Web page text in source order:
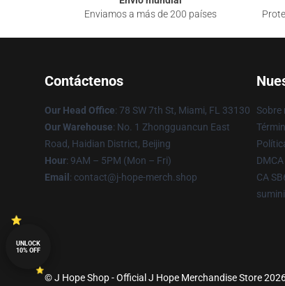
Enviamos a más de 200 países
Contáctenos
Our Head Office: 78 SW 7th St, Miami, FL 33130
Our Warehouse: No. 1 Zhongguancun East
Road, Haidian District, Beijing
Hour: 9AM – 5PM (Mon – Fri)
Email : contact@j-hope-merch.shop
CA
© J Hope Shop - Official J Hope Merchandise Store
UNLOCK
10% OFF